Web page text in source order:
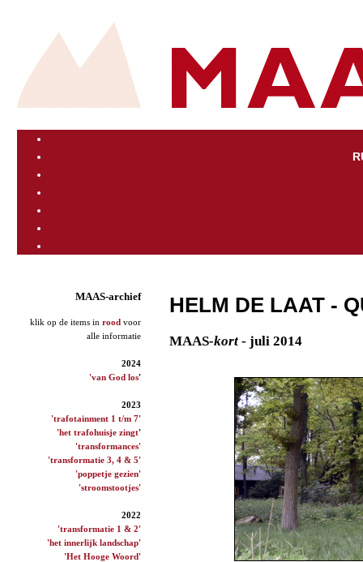
MAAS-archief
klik op de items in rood voor
alle informatie
2024
'van God los'
2023
'trafotainment 1 t/m 7'
'het trafohuisje zingt'
'transformances'
'transformatie 3, 4 & 5'
'poppetje gezien'
'stroomstootjes'
2022
'transformatie 1 & 2'
'het innerlijk landschap'
'Het Hooge Woord'
HELM DE LAAT -
MAAS-kort - juli 2014